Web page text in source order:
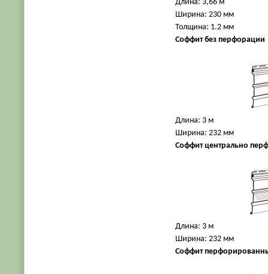
Длина: 3,66 м
Ширина: 230 мм
Толщина: 1.2 мм
Соффит без перфорации
Длина: 3 м
Ширина: 232 мм
Соффит центрально
Длина: 3 м
Ширина: 232 мм
Соффит